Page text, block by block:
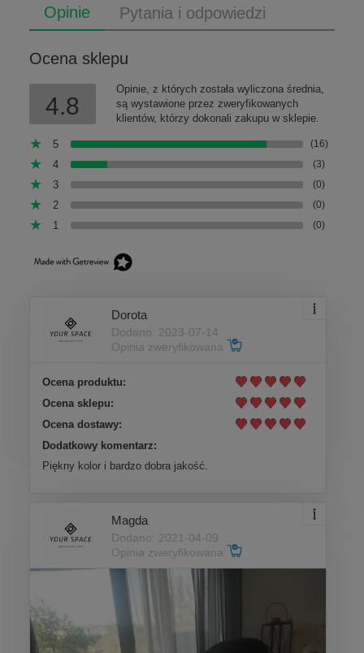
Opinie Pytania i odpowiedzi
Ocena sklepu
4.8
Opinie, z których została wyliczona średnia,
są wystawione przez zweryfikowanych
klientów, którzy dokonali zakupu w sklepie.
5 (16)
4 (3)
3 (0)
2 (0)
1 (0)
Dorota
Dodano: 2023-07-14
Opinia zweryfikowana
Ocena produktu:
Ocena sklepu:
Ocena dostawy:
Dodatkowy komentarz:
Piękny kolor i bardzo dobra jakość.
Magda
Dodano: 2021-04-09
Opinia zweryfikowana